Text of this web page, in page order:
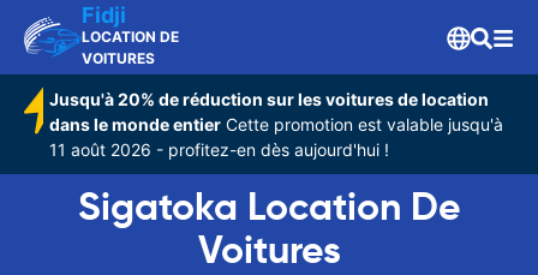
Fidji
LOCATION DE
VOITURES
Jusqu'à 20% de réduction sur les voitures de location
dans le monde entier Cette promotion est valable jusqu'à
11 août 2026 - profitez-en dès aujourd'hui !
Sigatoka Location De
Voitures